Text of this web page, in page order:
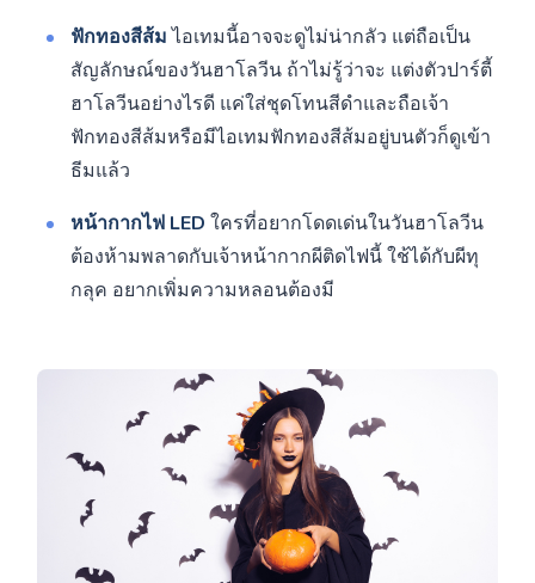
ฟักทองสีส้มไอเทมนี้อาจจะดูไม่น่ากลัว แต่ถือเป็น
สัญลักษณ์ของวันฮาโลวีน ถ้าไม่รู้ว่าจะ แต่งตัวปาร์ตี้
ฮาโลวีนอย่างไรดี แค่ใส่ชุดโทนสีดำและถือเจ้า
ฟักทองสีส้มหรือมีไอเทมฟักทองสีส้มอยู่บนตัวก็ดูเข้า
ธีมแล้ว
หน้ากากไฟ LED ใครที่อยากโดดเด่นในวันฮาโลวีน
ต้องห้ามพลาดกับเจ้าหน้ากากผีติดไฟนี้ ใช้ได้กับผีทุ
กลุค อยากเพิ่มความหลอนต้องมี